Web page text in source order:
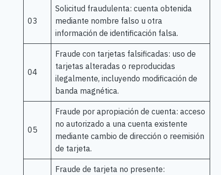
03
Solicitud fraudulenta: cuenta obtenida
mediante nombre falso u otra
información de identificación falsa.
04
Fraude con tarjetas falsificadas: uso de
tarjetas alteradas o reproducidas
ilegalmente, incluyendo modificación de
banda magnética.
05
Fraude por apropiación de cuenta: acceso
no autorizado a una cuenta existente
mediante cambio de dirección o reemisión
de tarjeta.
Fraude de tarjeta no presente: